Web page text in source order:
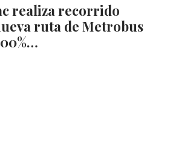
realiza recorrido
ruta de Metrobus